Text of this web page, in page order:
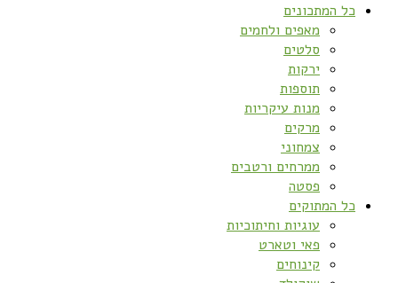
כל המתכונים
מאפים ולחמים
סלטים
ירקות
תוספות
מנות עיקריות
מרקים
צמחוני
ממרחים ורטבים
פסטה
כל המתוקים
עוגיות וחיתוכיות
פאי וטארט
קינוחים